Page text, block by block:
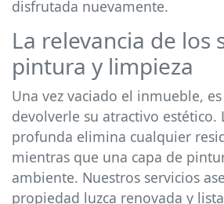
disfrutada nuevamente.
La relevancia de los
pintura y limpieza
Una vez vaciado el inmueble,
devolverle su atractivo estético.
profunda elimina cualquier
mientras que una capa de
ambiente. Nuestros servicios
propiedad luzca renovada y